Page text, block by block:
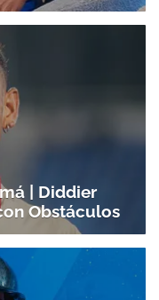
| Diddier
Obstáculos